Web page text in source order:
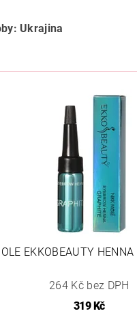
Ukrajina
EKKOBEAUTY
264 Kč bez DPH
319 Kč